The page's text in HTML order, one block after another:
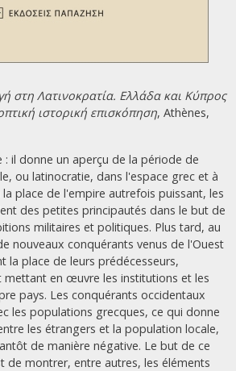
στη Λατινοκρατία. Ελλάδα και Κύπρος
ιστορική επισκόπηση, Athènes,
il donne un aperçu de la période de
ou latinocratie, dans l'espace grec et à
la place de l'empire autrefois puissant, les
des petites principautés dans le but de
militaires et politiques. Plus tard, au
nouveaux conquérants venus de l'Ouest
la place de leurs prédécesseurs,
en œuvre les institutions et les
pays. Les conquérants occidentaux
les populations grecques, ce qui donne
les étrangers et la population locale,
de manière négative. Le but de ce
de montrer, entre autres, les éléments